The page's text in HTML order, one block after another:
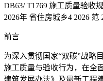
DB63/ T1769 施工质量验收
2026年 省住房城乡4 2026 范
前言
为深入贯彻国家“双碳”战略
施工质量与验收行为，在全